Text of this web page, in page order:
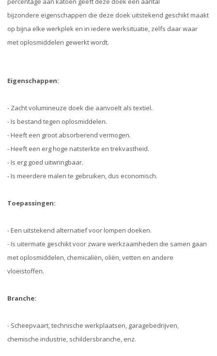
bijzondere eigenschappen die deze doek uitstekend geschikt maakt
op bijna elke werkplek en in iedere werksituatie, zelfs daar waar
met oplosmiddelen gewerkt wordt.
Eigenschappen:
- Zacht volumineuze doek die aanvoelt als textiel.
- Is bestand tegen oplosmiddelen.
- Heeft een groot absorberend vermogen.
- Heeft een erg hoge natsterkte en trekvastheid.
- Is erg goed uitwringbaar.
- Is meerdere malen te gebruiken, dus economisch.
Toepassingen:
- Een uitstekend alternatief voor lompen doeken.
- Is uitermate geschikt voor zware werkzaamheden die samen gaan
met oplosmiddelen, chemicaliën, oliën, vetten en andere
vloeistoffen.
Branche:
- Scheepvaart, technische werkplaatsen, garagebedrijven,
chemische industrie, schildersbranche, enz.